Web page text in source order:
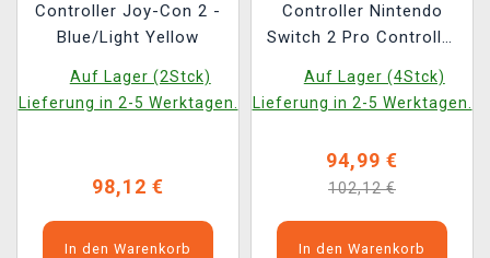
Controller Joy-Con 2 -
Blue/Light Yellow
Auf Lager (2Stck)
Lieferung in 2-5 Werktagen.
98,12 €
In den Warenkorb
Controller Nintendo
Switch 2 Pro Controller
Edition
Auf Lager (4Stck)
Lieferung in 2-5 Werktagen.
94,99 €
102,12 €
In den Warenkorb